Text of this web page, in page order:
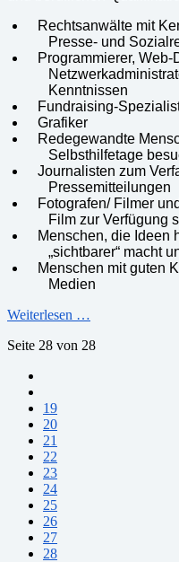
Rechtsanwälte mit
Presse- und
Programmierer, Web-
Kenntnissen
Fundraising-
Grafiker
Redegewandte
Selbsthilfetage
Journalisten zum
Pressemitteilungen
Fotografen/ Filmer
Film zur Verfügung
Menschen, die Ideen
„sichtbarer“ macht
Menschen mit guten
Medien
Weiterlesen …
Seite 28 von 28
19
20
21
22
23
24
25
26
27
28